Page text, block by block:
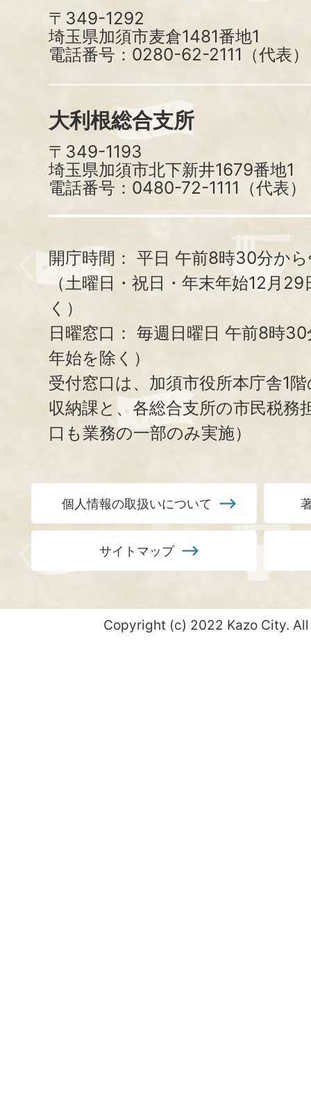
〒349-1292
埼玉県加須市麦倉1481番地1
電話番号：0280-62-2111（代表）
大利根総合支所
〒349-1193
埼玉県加須市北下新井1679番地1
電話番号：0480-72-1111（代表）
開庁時間： 平日 午前8時30分か
（土曜日・祝日・年末年始12月
く）
日曜窓口： 毎週日曜日 午前8時
年始を除く）
受付窓口は、加須市役所本庁舎1
収納課と、 各総合支所の市民税務
口も業務の一部のみ実施）
個人情報の取扱いについて
サイトマップ
Copyright (c) 2022 Kazo City.